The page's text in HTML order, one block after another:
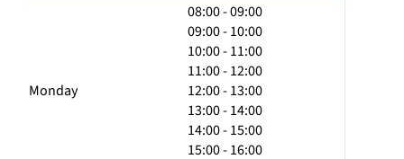
Monday
08:00 - 09:00
09:00 - 10:00
10:00 - 11:00
11:00 - 12:00
12:00 - 13:00
13:00 - 14:00
14:00 - 15:00
15:00 - 16:00